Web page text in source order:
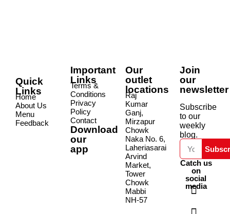
Quick
Links
Home
About Us
Menu
Feedback
Important
Links
Terms &
Conditions
Privacy
Policy
Contact
Download
our
app
Our
outlet
locations
Raj
Kumar
Ganj,
Mirzapur
Chowk
Naka No. 6,
Laheriasarai
Arvind
Market,
Tower
Chowk
Mabbi
NH-57
Join
our
newsletter
Subscribe
to our
weekly
blog.
Catch us
on
social
media